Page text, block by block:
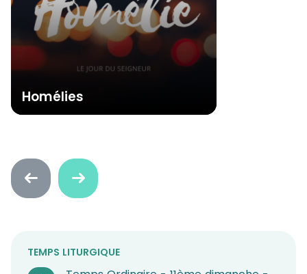
Homélies
Faire
défiler
Faire
défiler
TEMPS LITURGIQUE